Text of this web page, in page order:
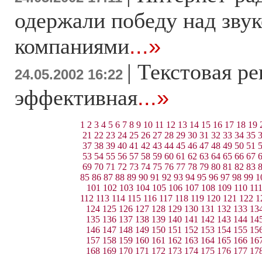
одержали победу над
компаниями...»
24.05.2002 16:22 | Текстовая
эффективная...»
1 2 3 4 5 6 7 8 9 10 11 12 13 14 15 16 17 18 19
21 22 23 24 25 26 27 28 29 30 31 32 33 34 35
37 38 39 40 41 42 43 44 45 46 47 48 49 50 51
53 54 55 56 57 58 59 60 61 62 63 64 65 66 67
69 70 71 72 73 74 75 76 77 78 79 80 81 82 83
85 86 87 88 89 90 91 92 93 94 95 96 97 98 99
101 102 103 104 105 106 107 108 109 110 111
112 113 114 115 116 117 118 119 120 121 122
124 125 126 127 128 129 130 131 132 133
135 136 137 138 139 140 141 142 143 144
146 147 148 149 150 151 152 153 154 155
157 158 159 160 161 162 163 164 165 166
168 169 170 171 172 173 174 175 176 177